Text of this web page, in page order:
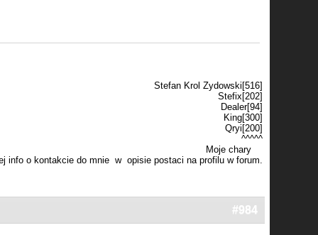
Stefan Krol Zydowski[516]
Stefix[202]
Dealer[94]
King[300]
Qryi[200]
^^^^^
Moje chary
info o kontakcie do mnie w opisie postaci na profilu w forum.
#984